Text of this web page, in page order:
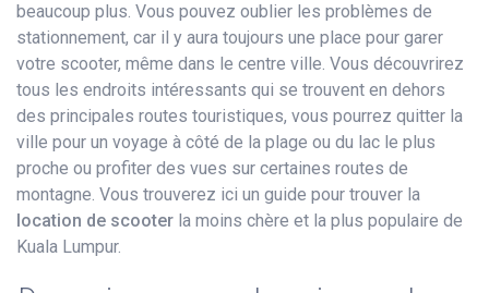
beaucoup plus. Vous pouvez oublier les problèmes de
stationnement, car il y aura toujours une place pour garer
votre scooter, même dans le centre ville. Vous découvrirez
tous les endroits intéressants qui se trouvent en dehors
des principales routes touristiques, vous pourrez quitter la
ville pour un voyage à côté de la plage ou du lac le plus
proche ou profiter des vues sur certaines routes de
montagne. Vous trouverez ici un guide pour trouver la
location de scooter la moins chère et la plus populaire de
Kuala Lumpur.